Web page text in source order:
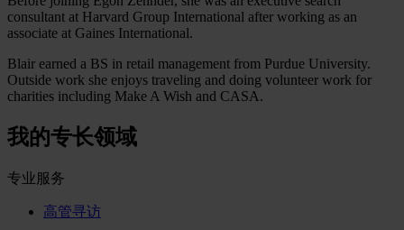
consultant at Harvard Group International after working as an
associate at Gaines International.
Blair earned a BS in retail management from Purdue University.
Outside work she enjoys traveling and doing volunteer work for
charities including Make A Wish and CASA.
我的专长领域
专业服务
高管寻访